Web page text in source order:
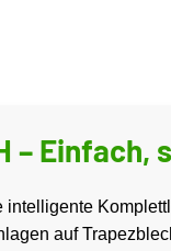
–
intelligente
auf